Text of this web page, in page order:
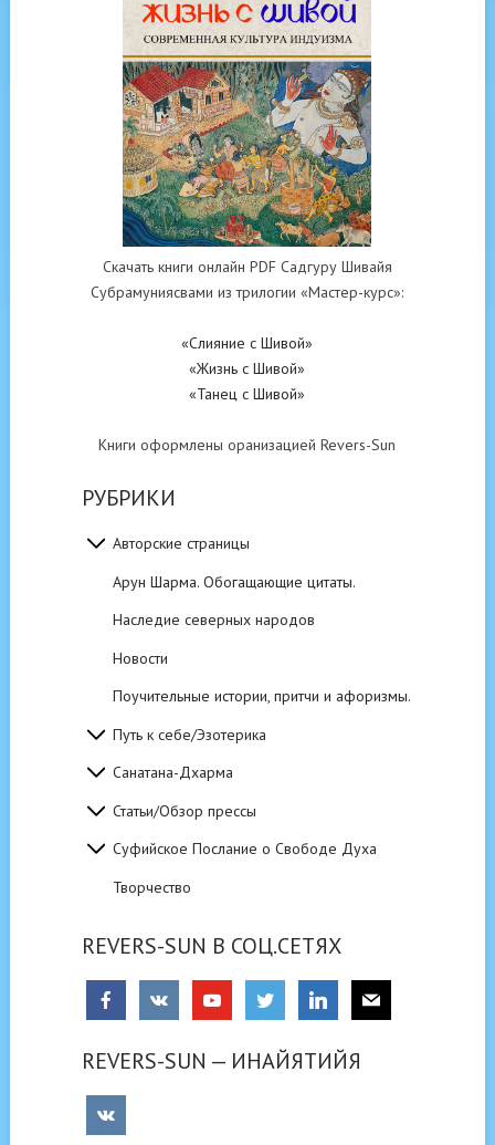
Скачать книги онлайн PDF Садгуру Шивайя
Субрамуниясвами из трилогии «Мастер-курс»:
«Слияние с Шивой»
«Жизнь с Шивой»
«Танец с Шивой»
Книги оформлены оранизацией Revers-Sun
РУБРИКИ
Авторские страницы
Арун Шарма. Обогащающие цитаты.
Наследие северных народов
Новости
Поучительные истории, притчи и афоризмы.
Путь к себе/Эзотерика
Санатана-Дхарма
Статьи/Обзор прессы
Суфийское Послание о Свободе Духа
Творчество
REVERS-SUN В СОЦ.СЕТЯХ
REVERS-SUN — ИНАЙЯТИЙЯ